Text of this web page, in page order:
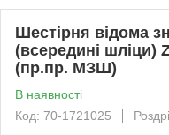
Шестірня відома
(всередині шліци)
(пр.пр. МЗШ)
В наявності
Код: 70-1721025